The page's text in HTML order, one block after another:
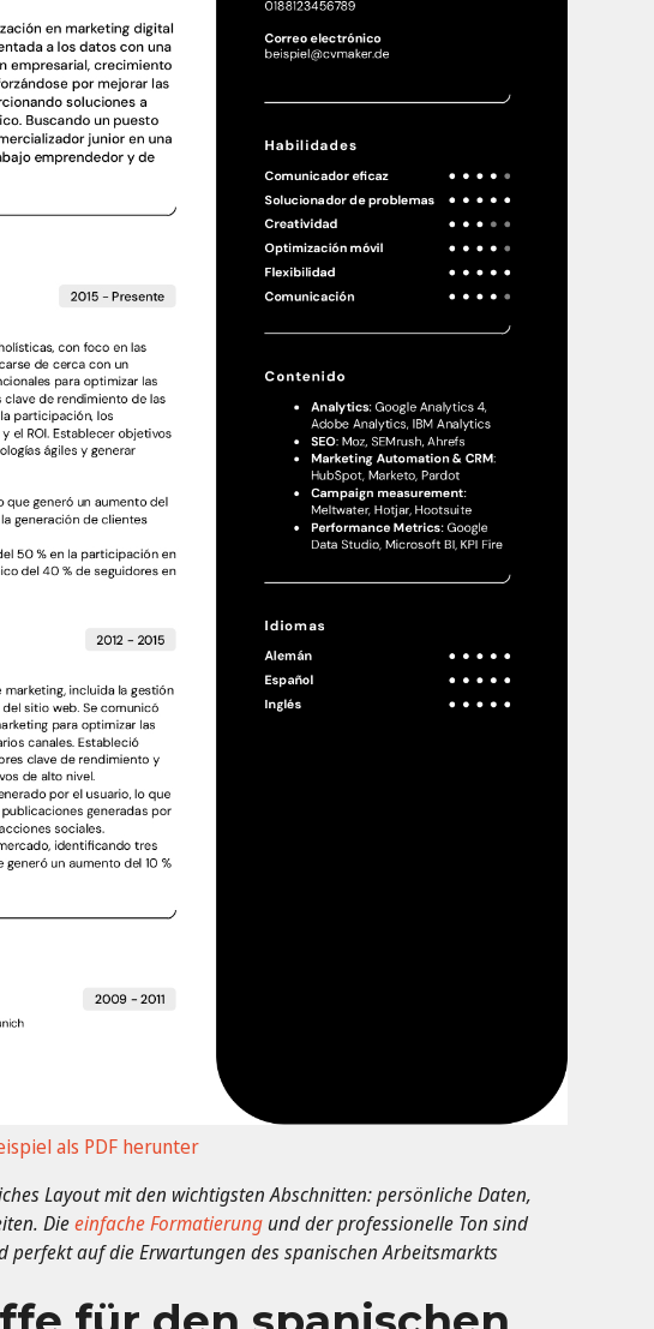
als PDF herunter
Layout mit den wichtigsten Abschnitten: persönliche Daten,
Dieeinfache Formatierungund der professionelle Ton sind
perfekt auf die Erwartungen des spanischen Arbeitsmarkts